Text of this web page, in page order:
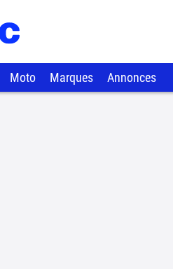
Moto Marques Annonces